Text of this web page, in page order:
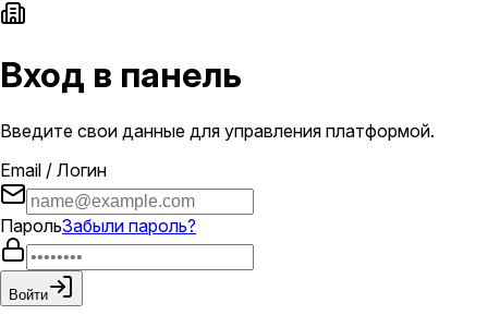
Вход в панель
Введите свои данные для управления платформой.
Email / Логин
ПарольЗабыли пароль?
Войти